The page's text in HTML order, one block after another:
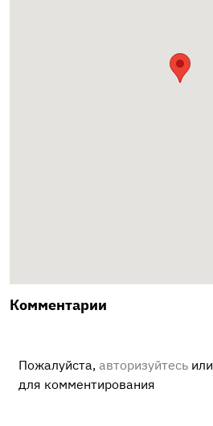
Комментарии
Пожалуйста, авторизуйтесь или
для комментирования